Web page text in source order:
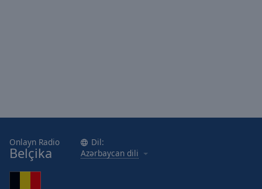
Text
Edge
Style
Onlayn Radio
Belçika
Dil:
Azərbaycan dili